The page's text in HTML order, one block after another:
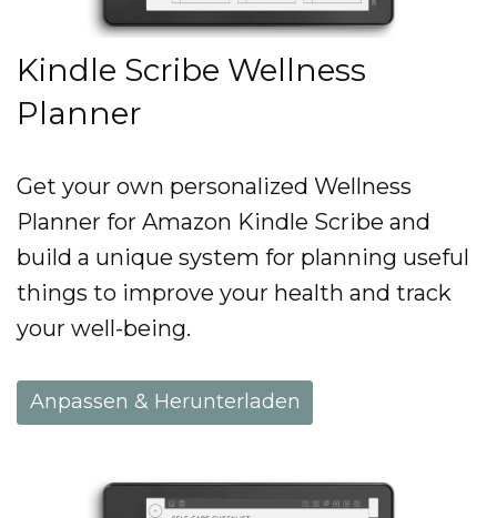
Kindle Scribe Wellness
Planner
Get your own personalized Wellness
Planner for Amazon Kindle Scribe and
build a unique system for planning useful
things to improve your health and track
your well-being.
Anpassen & Herunterladen